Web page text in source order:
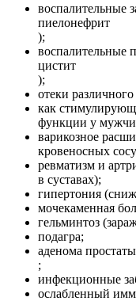
воспалительные
пиелонефрит
);
воспалительные
цистит
);
отеки
как
функции у
варикозное
кровеносных
ревматизм и
в суставах);
гипертония
мочекаменная
гельминтоз
подагра;
аденома простаты
;
инфекционные
ослабленный